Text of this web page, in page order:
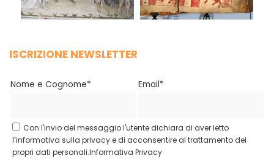
ISCRIZIONE NEWSLETTER
Nome e Cognome* Email*
Con l'invio del messaggio l'utente dichiara di aver letto
l’informativa sulla privacy e di acconsentire al trattamento dei
propri dati personali.Informativa Privacy